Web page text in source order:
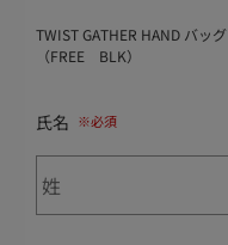
TWIST GATHER HAND バッグ
（FREE BLK）
氏名